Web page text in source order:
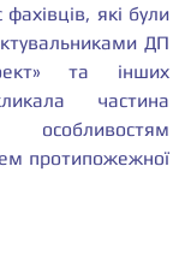
фахівців, які були
ДП
та інших
частина
протипожежної